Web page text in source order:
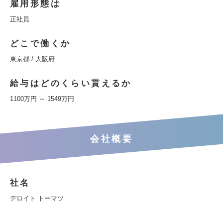
雇用形態は
正社員
どこで働くか
東京都 / 大阪府
給与はどのくらい貰えるか
1100万円 ～ 1549万円
会社概要
社名
デロイト トーマツ